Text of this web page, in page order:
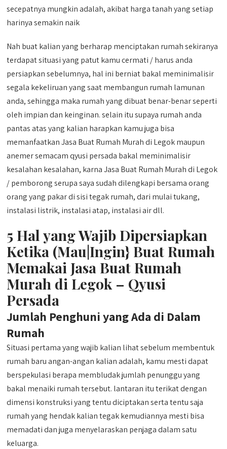
secepatnya mungkin adalah, akibat harga tanah yang setiap
harinya semakin naik
Nah buat kalian yang berharap menciptakan rumah sekiranya
terdapat situasi yang patut kamu cermati / harus anda
persiapkan sebelumnya, hal ini berniat bakal meminimalisir
segala kekeliruan yang saat membangun rumah lamunan
anda, sehingga maka rumah yang dibuat benar-benar seperti
oleh impian dan keinginan. selain itu supaya rumah anda
pantas atas yang kalian harapkan kamu juga bisa
memanfaatkan Jasa Buat Rumah Murah di Legok maupun
anemer semacam qyusi persada bakal meminimalisir
kesalahan kesalahan, karna Jasa Buat Rumah Murah di Legok
/ pemborong serupa saya sudah dilengkapi bersama orang
orang yang pakar di sisi tegak rumah, dari mulai tukang,
instalasi listrik, instalasi atap, instalasi air dll.
5 Hal yang Wajib Dipersiapkan
Ketika (Mau|Ingin} Buat Rumah
Memakai Jasa Buat Rumah
Murah di Legok – Qyusi
Persada
Jumlah Penghuni yang Ada di Dalam
Rumah
Situasi pertama yang wajib kalian lihat sebelum membentuk
rumah baru angan-angan kalian adalah, kamu mesti dapat
berspekulasi berapa membludak jumlah penunggu yang
bakal menaiki rumah tersebut. lantaran itu terikat dengan
dimensi konstruksi yang tentu diciptakan serta tentu saja
rumah yang hendak kalian tegak kemudiannya mesti bisa
memadati dan juga menyelaraskan penjaga dalam satu
keluarga.